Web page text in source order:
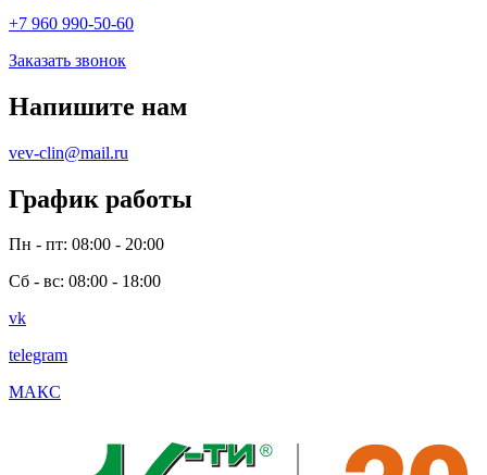
+7 960 990-50-60
Заказать звонок
Напишите нам
vev-clin@mail.ru
График работы
Пн - пт: 08:00 - 20:00
Сб - вс: 08:00 - 18:00
vk
telegram
МАКС